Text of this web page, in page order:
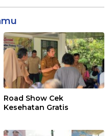
Road Show Cek
Kesehatan Gratis